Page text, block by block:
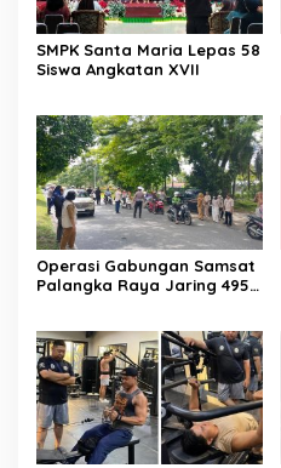
SMPK Santa Maria Lepas 58
Siswa Angkatan XVII
Operasi Gabungan Samsat
Palangka Raya Jaring 495